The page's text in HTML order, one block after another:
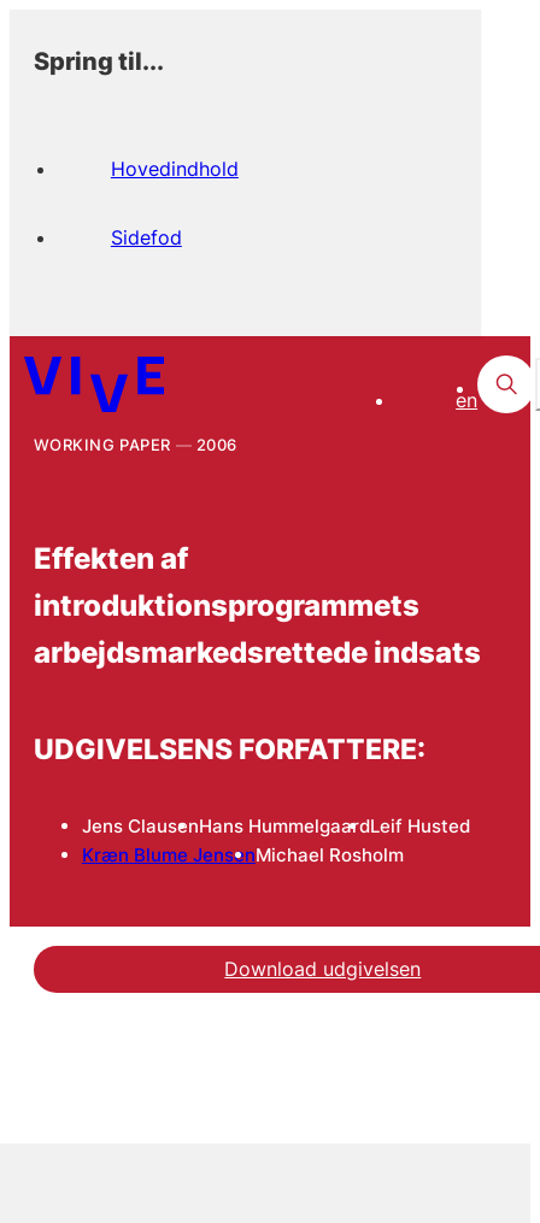
Spring til...
Hovedindhold
Sidefod
en
WORKING PAPER 2006
Effekten af
introduktionsprogrammets
arbejdsmarkedsrettede indsats
UDGIVELSENS FORFATTERE:
Jens ClausenHans HummelgaardLeif Husted
Kræn Blume JensenMichael Rosholm
Download udgivelsen